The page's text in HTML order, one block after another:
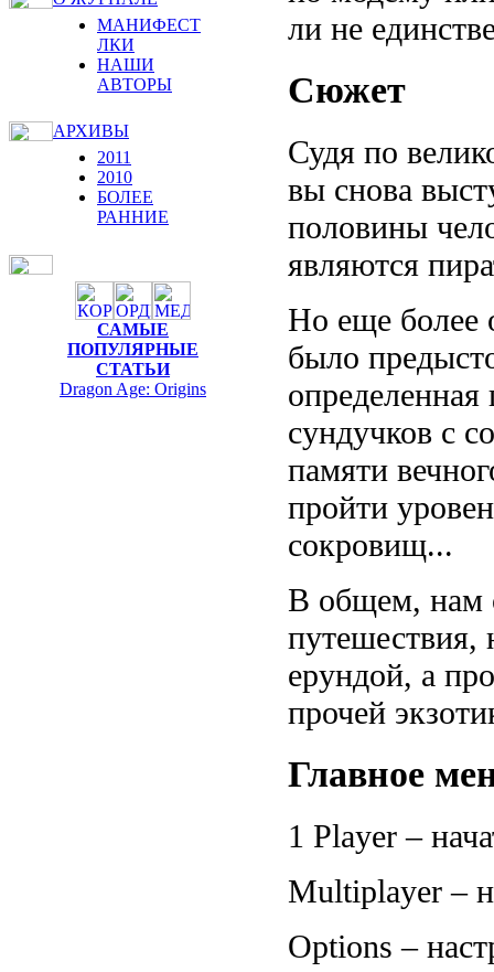
МАНИФЕСТ
ЛКИ
НАШИ
АВТОРЫ
АРХИВЫ
2011
2010
БОЛЕЕ
РАННИЕ
САМЫЕ
ПОПУЛЯРНЫЕ
СТАТЬИ
Dragon Age: Origins
ли не
Сюжет
Судя по
вы снова
половины
являются
Но еще более
было
сундучков с
памяти
пройти
сокровищ...
В общем, нам
путешествия,
ерундой, а
прочей
Главное
1 Player –
Multiplayer –
Options –